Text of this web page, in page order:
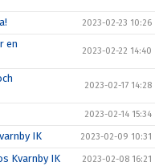
2023-02-23 10:26
en
2023-02-22 14:40
2023-02-17 14:28
2023-02-14 15:34
IK 2023-02-09 10:31
Kvarnby IK 2023-02-08 16:21